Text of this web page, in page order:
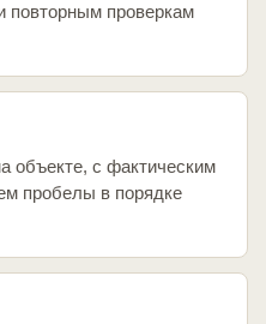
повторным проверкам
объекте, с фактическим
пробелы в порядке